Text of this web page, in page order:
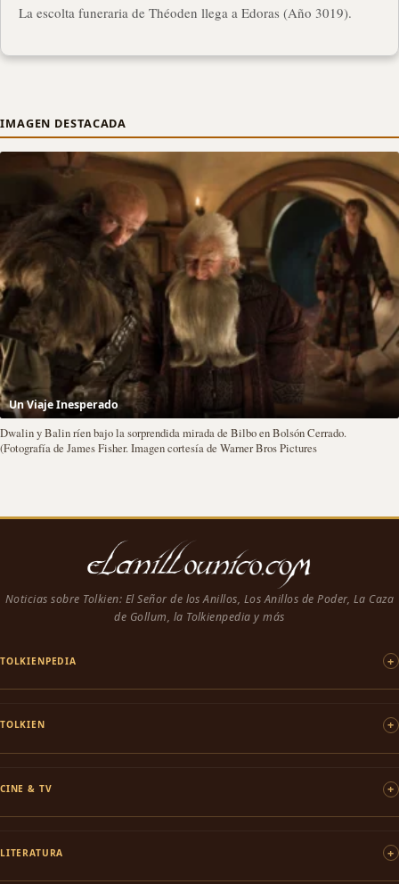
La escolta funeraria de Théoden llega a Edoras (Año 3019).
IMAGEN DESTACADA
Un Viaje Inesperado
Dwalin y Balin ríen bajo la sorprendida mirada de Bilbo en Bolsón Cerrado.
(Fotografía de James Fisher. Imagen cortesía de Warner Bros Pictures
Noticias sobre Tolkien: El Señor de los Anillos, Los Anillos de Poder, La Caza
de Gollum, la Tolkienpedia y más
TOLKIENPEDIA
TOLKIEN
CINE & TV
LITERATURA